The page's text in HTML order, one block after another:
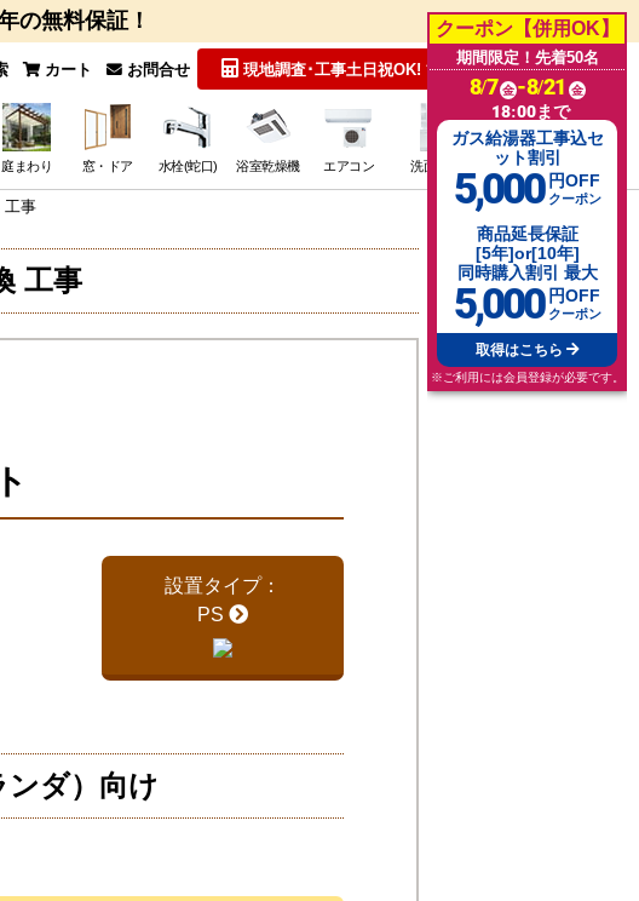
の無料保証！
カート お問合せ 現地調査･工事土日祝OK! 無料見積
庭まわり 窓・ドア 水栓(蛇口) 浴室乾燥機 エアコン 洗面台 その他･特価
工事
工事
設置タイプ：
PS
ダ）向け
クーポン【併用OK】
期間限定！先着50名
8/7 金 -8/21 金
18:00まで
ガス給湯器工事込セ
ット割引
5,000 円OFF
クーポン
商品延長保証
[5年]or[10年]
同時購入割引 最大
5,000 円OFF
クーポン
取得はこちら
※ご利用には会員登録が必要です。